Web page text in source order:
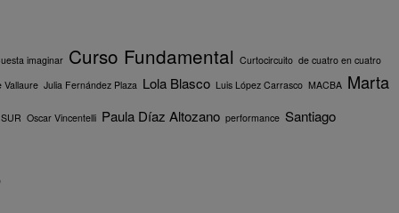
imaginar Curso Fundamental Curtocircuito de cuatro en cuatro
Vallaure Julia Fernández Plaza Lola Blasco Luis López Carrasco MACBA Marta
Oscar Vincentelli Paula Díaz Altozano performance Santiago